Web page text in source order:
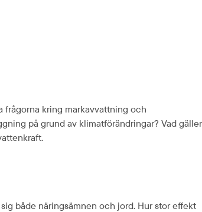
frågorna kring markavvattning och
på grund av klimatförändringar? Vad gäller
både näringsämnen och jord. Hur stor effekt